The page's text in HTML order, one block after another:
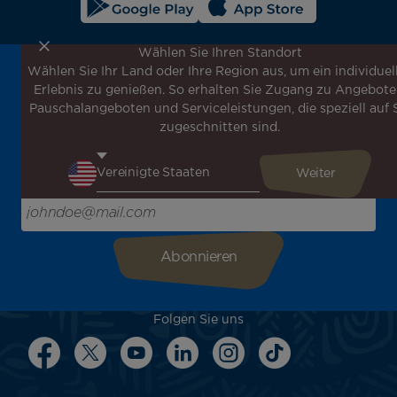
Melden Sie sich für unseren Newsletter an, um die
neuesten Nachrichten zu erhalten!
Erhalten Sie unsere verschiedenen Sonderangebote und
Aktionen vor allen anderen, entdecken Sie unsere
inspirieren!
Bitte geben Sie hier Ihre E-Mail-Adresse ein
Folgen Sie uns
Wählen Sie Ihren Standort
Wählen Sie Ihr Land oder Ihre Region aus, um ein
Erlebnis zu genießen. So erhalten Sie Zugang zu
Pauschalangeboten und Serviceleistungen, die speziell auf
zugeschnitten sind.